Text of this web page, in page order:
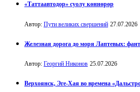
«Таттаавтодор» суолу көннөрөр
Автор: Пути великих свершений 27.07.2026
Железная дорога до моря Лаптевых:
Автор: Георгий Никонов 25.07.2026
Верхоянск, Эге-Хая во времена